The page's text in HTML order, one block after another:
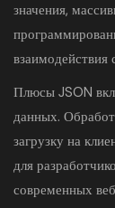
значения,
взаимодействия
Плюсы JSON
данных.
загрузку на
для
современных